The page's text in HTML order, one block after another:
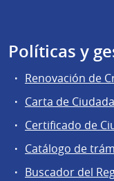
Políticas y
Renovación de
Carta de
Certificado de
Catálogo de
Buscador del